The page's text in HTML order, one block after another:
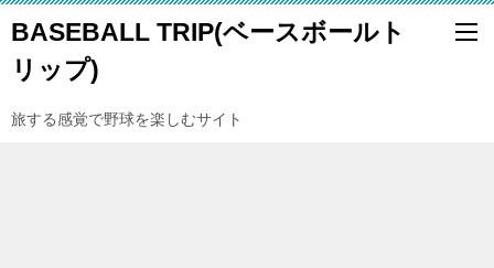
BASEBALL TRIP(ベースボールト
リップ)
旅する感覚で野球を楽しむサイト